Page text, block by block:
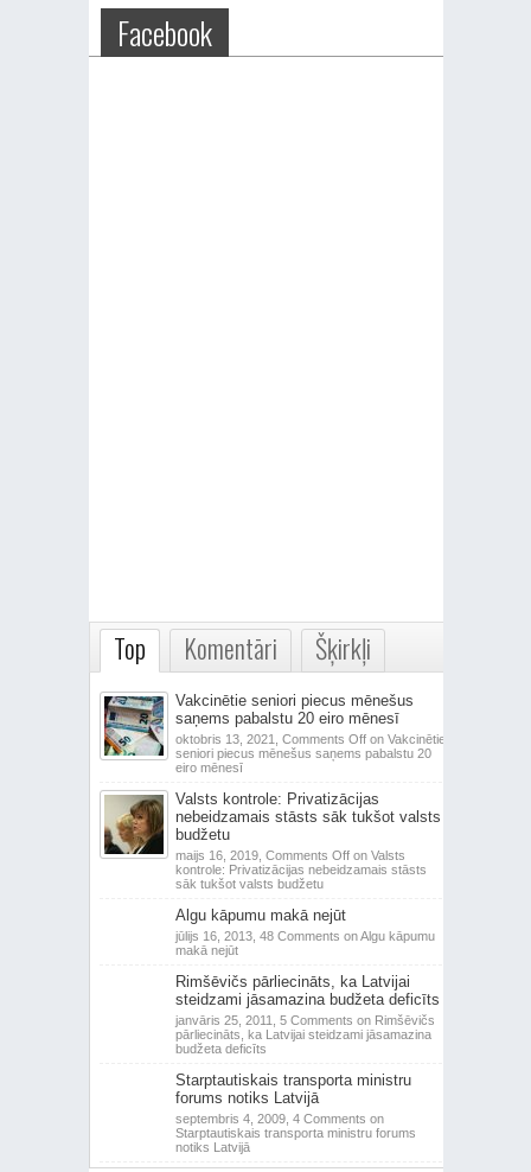
Facebook
Top Komentāri Šķirkļi
Vakcinētie seniori piecus mēnešus
saņems pabalstu 20 eiro mēnesī
oktobris 13, 2021, Comments Offon Vakcinētie
seniori piecus mēnešus saņems pabalstu 20
eiro mēnesī
Valsts kontrole: Privatizācijas
nebeidzamais stāsts sāk tukšot valsts
budžetu
maijs 16, 2019, Comments Offon Valsts
kontrole: Privatizācijas nebeidzamais stāsts
sāk tukšot valsts budžetu
Algu kāpumu makā nejūt
jūlijs 16, 2013, 48 Comments on Algu kāpumu
makā nejūt
Rimšēvičs pārliecināts, ka Latvijai
steidzami jāsamazina budžeta deficīts
janvāris 25, 2011, 5 Comments on Rimšēvičs
pārliecināts, ka Latvijai steidzami jāsamazina
budžeta deficīts
Starptautiskais transporta ministru
forums notiks Latvijā
septembris 4, 2009, 4 Comments on
Starptautiskais transporta ministru forums
notiks Latvijā